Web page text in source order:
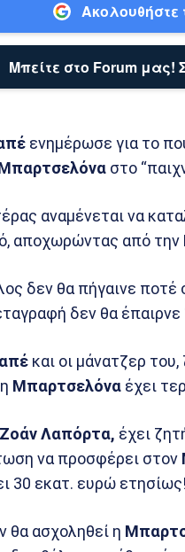
Ακολουθήστε
Μπείτε στο Forum μας!
ενημέρωσε για το
στο
αναμένεται να
αποχωρώντας από την
δεν θα πήγαινε ποτέ
δεν θα έπαιρνε
και οι μάνατζερ
Μπαρτσελόνα έχει
Ζοάν Λαπόρτα, έχει
να προσφέρει στον
30 εκατ. ευρώ ετησίως!
θα ασχοληθεί η